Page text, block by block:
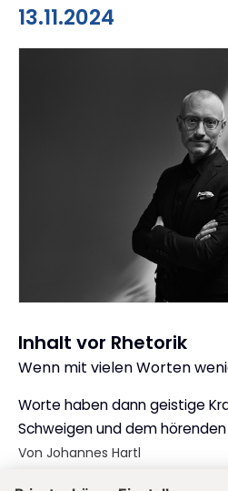
13.11.2024
Inhalt vor Rhetorik
:
Wenn mit vielen Worten
Worte haben dann geistige
Schweigen und dem
Von Johannes Hartl